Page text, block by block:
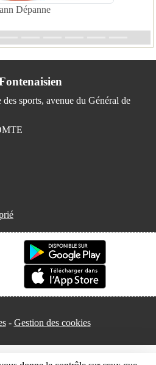
Dépanne
sports, avenue du Général de
Gestion des cookies